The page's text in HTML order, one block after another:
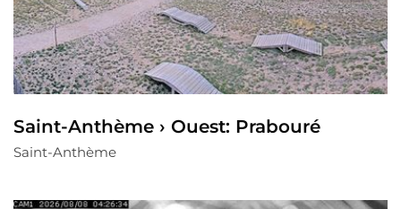
Saint-Anthème › Ouest: Prabouré
Saint-Anthème